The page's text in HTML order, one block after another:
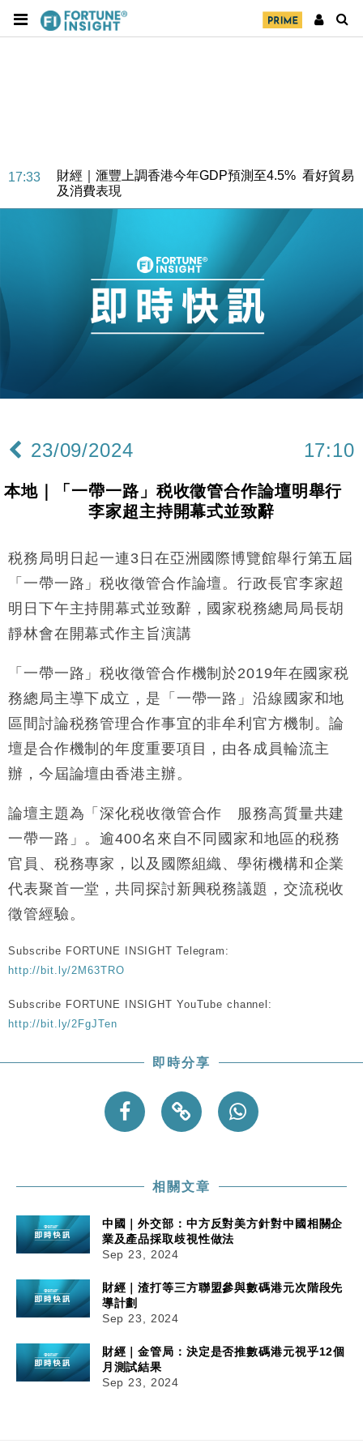
17:33
財經｜滙豐上調香港今年GDP預測至4.5% 看好貿易
及消費表現
本地｜假冒內地執法人員要求交「保證金」 43歲女子
損失近6900萬元
財經｜日經失守6.5萬點後回穩 全周仍升近2%
財經｜恒隆10月換帥 玩具「反」斗城亞洲CEO蔡德
15:11
財經｜韓股反覆波動收跌 連挫7周創逾3年最長跌勢
財經｜內地7月美元計價出口增近24%勝預期 貿易順
11:12
國際｜特朗普料美伊戰事快結束 承認部分彈藥庫存緊
15:59
財經｜SA售股自救後再出手 斥4億美元押注未上市公
47仙
17:33
財經｜滙豐上調香港今年GDP預測至4.5% 看好貿易
損失近6900萬元
16:05
15:47
財經｜恒隆10月換帥 玩具「反」斗城亞洲CEO蔡德
粦接任
15:11
財經｜韓股反覆波動收跌 連挫7周創逾3年最長跌勢
13:44
財經｜內地7月美元計價出口增近24%勝預期 貿易順
12:44
財經｜日本春季三度入市撐日圓 4月單日斥6.28萬億
日圓干預創新高
11:12
國際｜特朗普料美伊戰事快結束 承認部分彈藥庫存緊
張
15:59
財經｜SA售股自救後再出手 斥4億美元押注未上市公
司
23/09/2024 17:10
本地｜「一帶一路」税收徵管合作論壇明舉行
李家超主持開幕式並致辭
税務局明日起一連3日在亞洲國際博覽館舉行第五屆
「一帶一路」税收徵管合作論壇。行政長官李家超
明日下午主持開幕式並致辭，國家税務總局局長胡
靜林會在開幕式作主旨演講
「一帶一路」税收徵管合作機制於2019年在國家税
務總局主導下成立，是「一帶一路」沿線國家和地
區間討論税務管理合作事宜的非牟利官方機制。論
壇是合作機制的年度重要項目，由各成員輪流主
辦，今屆論壇由香港主辦。
論壇主題為「深化税收徵管合作 服務高質量共建
一帶一路」。逾400名來自不同國家和地區的税務
官員、税務專家，以及國際組織、學術機構和企業
代表聚首一堂，共同探討新興税務議題，交流税收
徵管經驗。
Subscribe FORTUNE INSIGHT Telegram:
http://bit.ly/2M63TRO
Subscribe FORTUNE INSIGHT YouTube channel:
http://bit.ly/2FgJTen
即時分享
相關文章
中國｜外交部：中方反對美方針對中國相關企
業及產品採取歧視性做法
Sep 23, 2024
財經｜渣打等三方聯盟參與數碼港元次階段先
導計劃
Sep 23, 2024
財經｜金管局：決定是否推數碼港元視乎12個
月測試結果
Sep 23, 2024